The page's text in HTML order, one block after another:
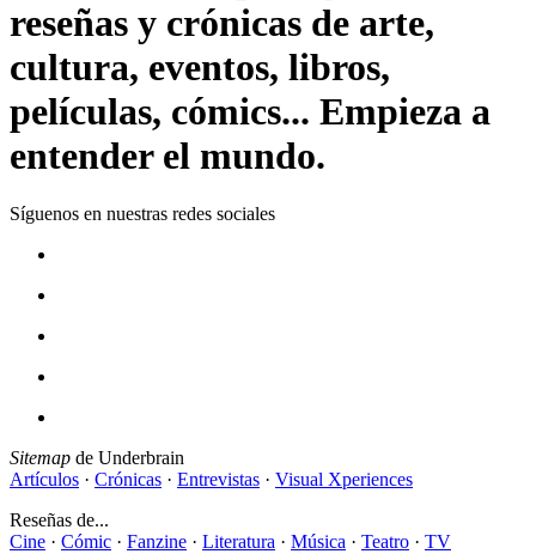
reseñas y crónicas de arte,
cultura, eventos, libros,
películas, cómics... Empieza a
entender el mundo.
Síguenos en nuestras redes sociales
Sitemap de Underbrain
Artículos · Crónicas · Entrevistas · Visual Xperiences
Reseñas de...
Cine · Cómic · Fanzine · Literatura · Música · Teatro · TV